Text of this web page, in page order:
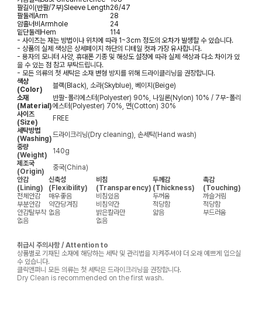
팔길이(반팔/7부)Sleeve Length26/47
팔둘레Arm
28
암홀너비Armhole
24
밑단둘레Hem
114
- 사이즈는 재는 방법이나 위치에 따라 1~3cm 정도의 오차가 발생할 수 있습니다.
- 상품의 실제 색상은 상세페이지 하단의 디테일 컷과 가장 유사합니다.
- 용자의 모니터 사양, 휴대폰 기종 및 해상도 설정에 따라 실제 색상과 다소 차이가 있
을 수 있는 점 참고 부탁드립니다.
- 모든 의류의 첫 세탁은 소재 변형 방지를 위해 드라이클리닝을 권장합니다.
색상
(Color)
블랙(Black), 소라(Skyblue), 베이지(Beige)
소재
(Material)
반팔-폴리에스터(Polyester) 90%, 나일론(Nylon) 10% / 7부-폴리
에스터(Polyester) 70%, 면(Cotton) 30%
사이즈
(Size)
FREE
세탁방법
(Washing) 드라이크리닝(Dry cleaning), 손세탁(Hand wash)
중량
(Weight)
140g
제조국
(Origin)
중국(China)
안감
(Lining)
신축성
(Flexibility)
비침
(Transparency)
두께감
(Thickness)
촉감
(Touching)
전체안감
매우좋음 비침있음 두꺼움
까슬거림
부분안감
약간당겨짐 비침약간 적당함
적당함
안감탈부착 없음 밝은칼라만 얇음
부드러움
없음
없음
취급시 주의사항 / Attention to
상품별로 기재된 소재에 해당하는 세탁 및 관리법을 지켜주셔야 더 오래 예쁘게 입으실
수 있습니다.
클릭앤퍼니 모든 의류는 첫 세탁은 드라이크리닝을 권장합니다.
Dry Clean is recommended on the first wash.